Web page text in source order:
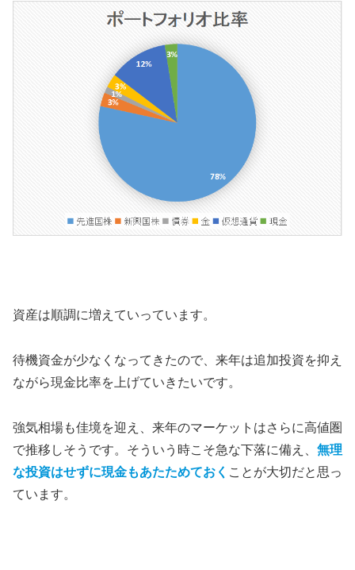
資産は順調に増えていっています。
待機資金が少なくなってきたので、来年は追加投資を抑え
ながら現金比率を上げていきたいです。
強気相場も佳境を迎え、来年のマーケットはさらに高値圏
で推移しそうです。そういう時こそ急な下落に備え、 無理
な投資はせずに現金もあたためておく ことが大切だと思っ
ています。